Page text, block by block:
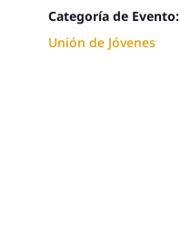
Categoría de Evento:
Unión de Jóvenes